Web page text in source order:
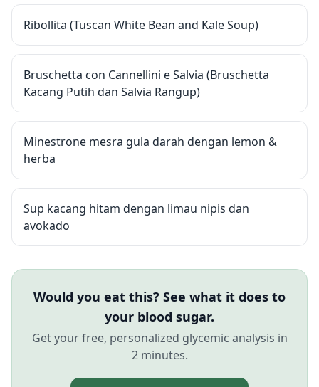
Ribollita (Tuscan White Bean and Kale Soup)
Bruschetta con Cannellini e Salvia (Bruschetta
Kacang Putih dan Salvia Rangup)
Minestrone mesra gula darah dengan lemon &
herba
Sup kacang hitam dengan limau nipis dan
avokado
Would you eat this? See what it does to
your blood sugar.
Get your free, personalized glycemic analysis in
2 minutes.